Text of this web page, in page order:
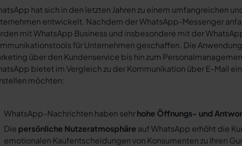
hat sich in den letzten Jahren zu einem umfangreichen
entwickelt. Nachdem der WhatsApp-Messenger
mit WhatsApp Business und insbesondere mit der
für Unternehmen geschaffen. Die
über den Kundenservice bis hin zum
bietet im Vergleich zu der Kommunikation über E-Mail
möchten:
WhatsApp-Nachrichten haben sehrhohe Öffnungs- und
Die persönliche Nutzeratmosphäre auf WhatsApp erhöht die
emotionalen Kaufentscheidungen von Konsumenten zu Ihren